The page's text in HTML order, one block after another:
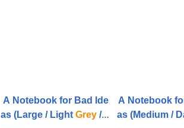
A Notebook for Bad Ide
as (Large / Light Grey/ U
A Notebook
as (Medium /